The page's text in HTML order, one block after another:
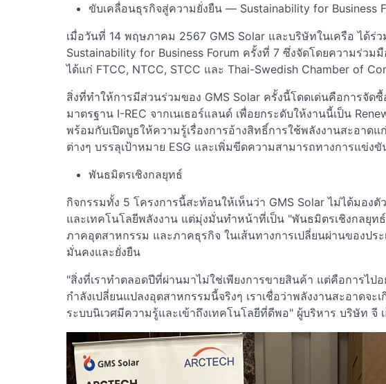
ขับเคลื่อนธุรกิจสู่ความยั่งยืน — Sustainability for Business
เมื่อวันที่ 14 พฤษภาคม 2567 GMS Solar และบริษัทในเครือ ได้ร่
Sustainability for Business Forum ครั้งที่ 7 ซึ่งจัดโดยความร่วม
ได้แก่ FTCC, NTCC, STCC และ Thai-Swedish Chamber of
สิ่งที่ทำให้การมีส่วนร่วมของ GMS Solar ครั้งนี้โดดเด่นคือการจัด
มาตรฐาน I-REC จากเนเธอร์แลนด์ เพื่อยกระดับให้งานนี้เป็น
พร้อมกับเปิดบูธให้ความรู้เรื่องการอ้างสิทธิ์การใช้พลังงานสะอาด
ต่างๆ บรรลุเป้าหมาย ESG และเพิ่มขีดความสามารถทางการแข่ง
พันธมิตรเชิงกลยุทธ์
กิจกรรมทั้ง 5 โครงการนี้สะท้อนให้เห็นว่า GMS Solar ไม่ได้มองตั
และเทคโนโลยีพลังงาน แต่มุ่งมั่นทำหน้าที่เป็น "พันธมิตรเชิงกลยุท
ภาคอุตสาหกรรม และภาคธุรกิจ ในเส้นทางการเปลี่ยนผ่านของปร
มั่นคงและยั่งยืน
"สิ่งที่เราทำตลอดปีที่ผ่านมาไม่ใช่เพียงการขายสินค้า แต่คือการไป
กำลังเปลี่ยนแปลงอุตสาหกรรมนี้จริงๆ เราเชื่อว่าพลังงานสะอาดจะ
ระบบนิเวศมีความรู้และเข้าถึงเทคโนโลยีที่ดีพอ" ผู้บริหาร บริษัท จี